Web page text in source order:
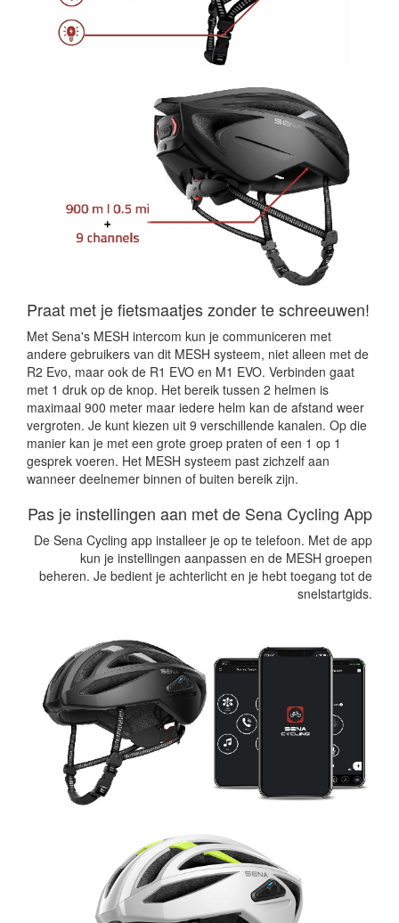
Praat met je fietsmaatjes zonder te schreeuwen!
Met Sena's MESH intercom kun je communiceren met
andere gebruikers van dit MESH systeem, niet alleen met de
R2 Evo, maar ook de R1 EVO en M1 EVO. Verbinden gaat
met 1 druk op de knop. Het bereik tussen 2 helmen is
maximaal 900 meter maar iedere helm kan de afstand weer
vergroten. Je kunt kiezen uit 9 verschillende kanalen. Op die
manier kan je met een grote groep praten of een 1 op 1
gesprek voeren. Het MESH systeem past zichzelf aan
wanneer deelnemer binnen of buiten bereik zijn.
Pas je instellingen aan met de Sena Cycling App
De Sena Cycling app installeer je op te telefoon. Met de app
kun je instellingen aanpassen en de MESH groepen
beheren. Je bedient je achterlicht en je hebt toegang tot de
snelstartgids.